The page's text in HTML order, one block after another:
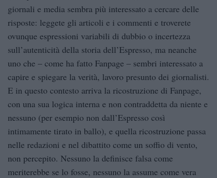
giornali e media sembra più interessato a cercare delle
risposte: leggete gli articoli e i commenti e troverete
ovunque espressioni variabili di dubbio o incertezza
sull’autenticità della storia dell’Espresso, ma neanche
uno che – come ha fatto Fanpage – sembri interessato a
capire e spiegare la verità, lavoro presunto dei giornalisti.
E in questo contesto arriva la ricostruzione di Fanpage,
con una sua logica interna e non contraddetta da niente e
nessuno (per esempio non dall’Espresso così
intimamente tirato in ballo), e quella ricostruzione passa
nelle redazioni e nel dibattito come un soffio di vento,
non percepito. Nessuno la definisce falsa come
meriterebbe se lo fosse, nessuno la assume come vera